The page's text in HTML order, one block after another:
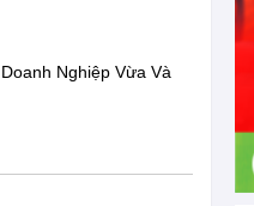
Nghiệp Vừa Và